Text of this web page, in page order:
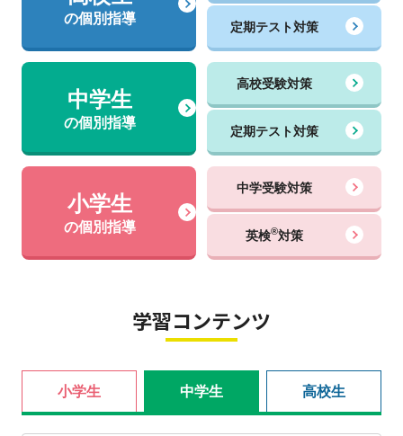
の個別指導
定期テスト対策
中学生
の個別指導
高校受験対策
定期テスト対策
小学生
の個別指導
中学受験対策
英検®対策
学習コンテンツ
小学生 中学生 高校生